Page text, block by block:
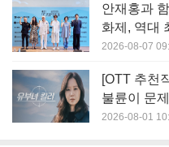
안재홍과
화제, 역대
2026-08-07
[OTT 추천
불륜이 문
2026-08-01